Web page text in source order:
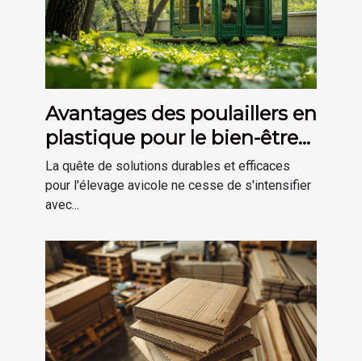
Avantages des poulaillers en
plastique pour le bien-être
des poules
La quête de solutions durables et efficaces
pour l'élevage avicole ne cesse de s'intensifier
avec...